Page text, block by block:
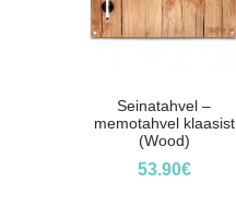
Seinatahvel –
memotahvel klaasist
(Wood)
53.90€